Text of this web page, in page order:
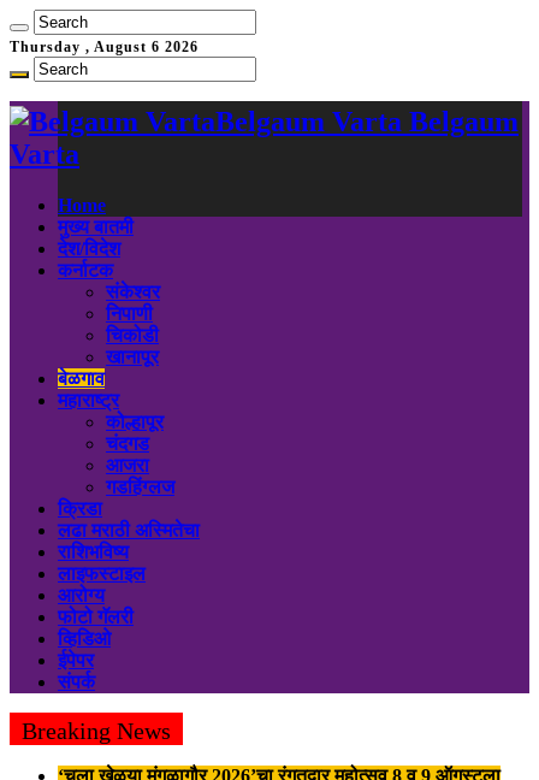
Thursday , August 6 2026
Belgaum Varta Belgaum
Varta
Home
मुख्य बातमी
देश/विदेश
कर्नाटक
संकेश्वर
निपाणी
चिकोडी
खानापूर
बेळगाव
महाराष्ट्र
कोल्हापूर
चंदगड
आजरा
गडहिंग्लज
क्रिडा
लढा मराठी अस्मितेचा
राशिभविष्य
लाइफस्टाइल
आरोग्य
फोटो गॅलरी
व्हिडिओ
ईपेपर
संपर्क
Breaking News
‘चला खेळूया मंगळागौर 2026’चा रंगतदार महोत्सव 8 व 9 ऑगस्टला